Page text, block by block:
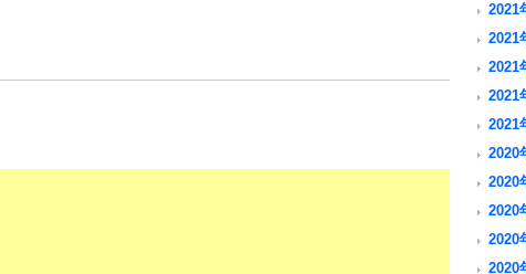
2021
2021
2021
2021
2021
2020
2020
2020
2020
2020